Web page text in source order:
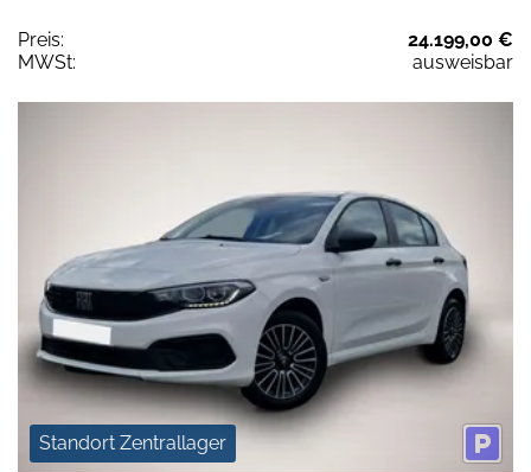
Preis:
24.199,00 €
MWSt:
ausweisbar
Standort Zentrallager